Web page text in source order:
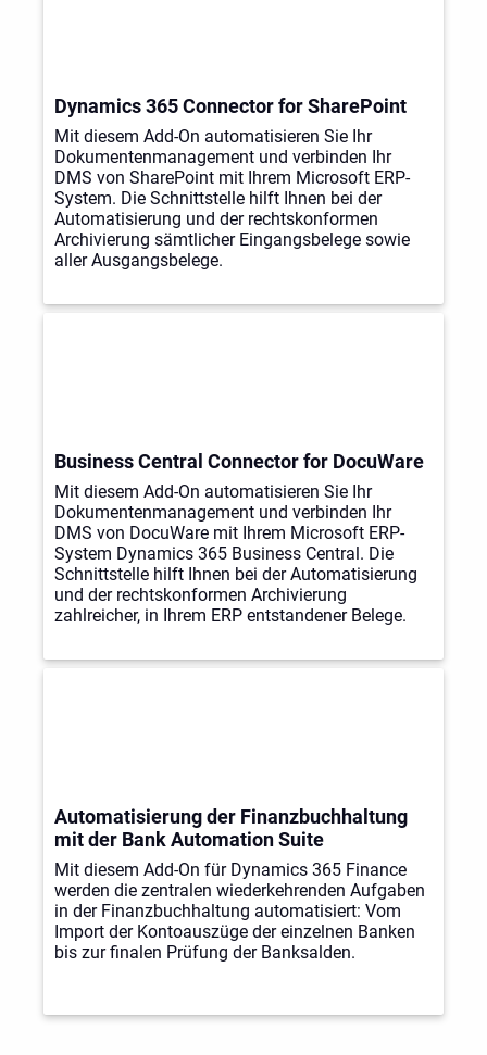
Dynamics 365 Connector for SharePoint
Mit diesem Add-On automatisieren Sie Ihr
Dokumentenmanagement und verbinden Ihr
DMS von SharePoint mit Ihrem Microsoft ERP-
System. Die Schnittstelle hilft Ihnen bei der
Automatisierung und der rechtskonformen
Archivierung sämtlicher Eingangsbelege sowie
aller Ausgangsbelege.
Business Central Connector for DocuWare
Mit diesem Add-On automatisieren Sie Ihr
Dokumentenmanagement und verbinden Ihr
DMS von DocuWare mit Ihrem Microsoft ERP-
System Dynamics 365 Business Central. Die
Schnittstelle hilft Ihnen bei der Automatisierung
und der rechtskonformen Archivierung
zahlreicher, in Ihrem ERP entstandener Belege.
Automatisierung der Finanzbuchhaltung
mit der Bank Automation Suite
Mit diesem Add-On für Dynamics 365 Finance
werden die zentralen wiederkehrenden Aufgaben
in der Finanzbuchhaltung automatisiert: Vom
Import der Kontoauszüge der einzelnen Banken
bis zur finalen Prüfung der Banksalden.